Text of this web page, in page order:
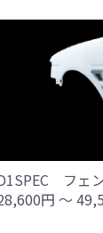
フェン
円 ～